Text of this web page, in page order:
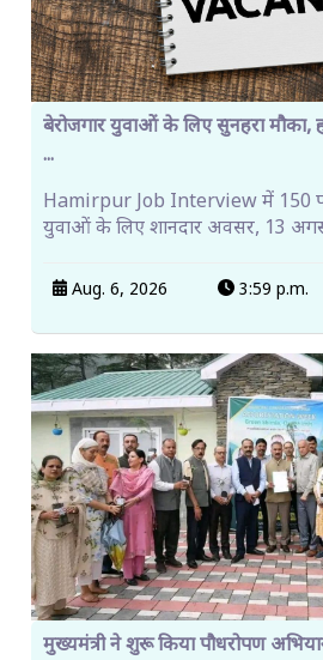
बेरोजगार युवाओं के लिए सुनहरा मौका,
...
Hamirpur Job Interview में 150
युवाओं के लिए शानदार अवसर, 13
Aug. 6, 2026 3:59 p.m.
मुख्यमंत्री ने शुरू किया पौधरोपण